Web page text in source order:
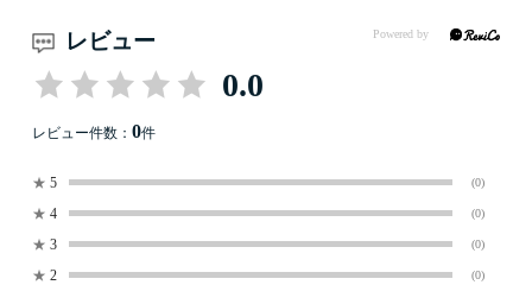
レビュー
0.0
レビュー件数： 0件
★ 5 (0)
★ 4 (0)
★ 3 (0)
★ 2 (0)